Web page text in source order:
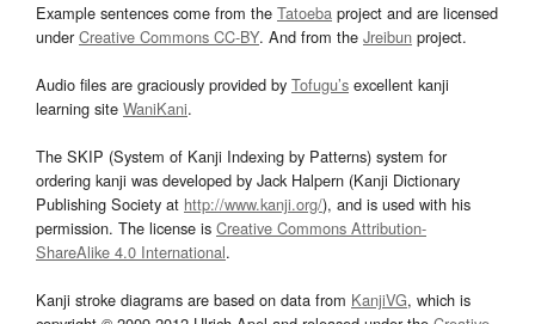
Example sentences come from the Tatoeba project and are licensed
underCreative Commons CC-BY. And from the Jreibun project.
Audio files are graciously provided by Tofugu’s excellent kanji
learning site WaniKani.
The SKIP (System of Kanji Indexing by Patterns) system for
ordering kanji was developed by Jack Halpern (Kanji Dictionary
Publishing Society at http://www.kanji.org/), and is used with his
permission. The license is Creative Commons Attribution-
ShareAlike 4.0 International.
Kanji stroke diagrams are based on data from KanjiVG, which is